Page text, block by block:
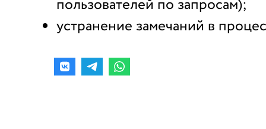
пользователей по запросам);
устранение замечаний в